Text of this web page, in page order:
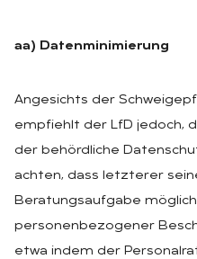
aa) Datenminimierung
Angesichts der
empfiehlt der LfD jedoch,
der behördliche
achten, dass letzterer
Beratungsaufgabe
personenbezogener
etwa indem der